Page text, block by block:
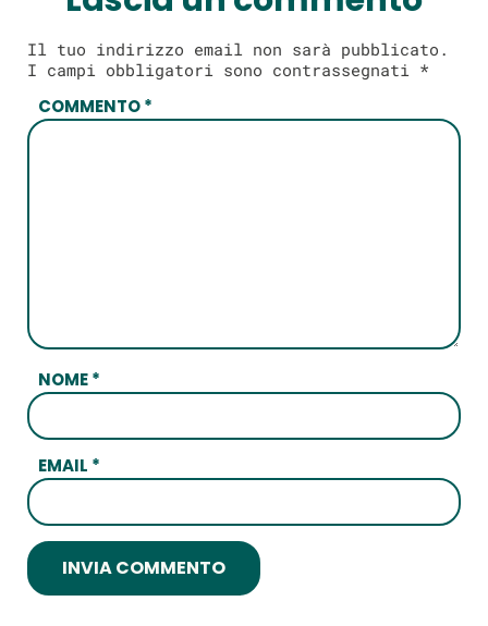
Il tuo indirizzo email non sarà pubblicato.
I campi obbligatori sono contrassegnati *
COMMENTO*
NOME*
EMAIL *